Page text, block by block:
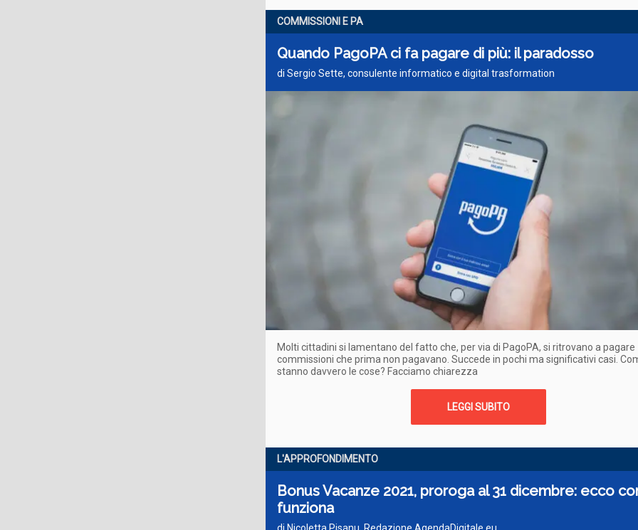
COMMISSIONI E PA
Quando PagoPA ci fa pagare di più: il paradosso
di Sergio Sette, consulente informatico e digital trasformation
Molti cittadini si lamentano del fatto che, per via di PagoPA, si ritrovano a pagare
commissioni che prima non pagavano. Succede in pochi ma significativi casi.
stanno davvero le cose? Facciamo chiarezza
LEGGI SUBITO
L'APPROFONDIMENTO
Bonus Vacanze 2021, proroga al 31 dicembre: ecco
funziona